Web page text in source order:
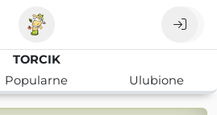
TORCIK
Popularne Ulubione